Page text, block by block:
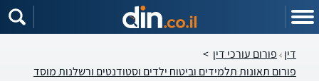
דין פורום עורכי דין >
פורום תאונות תלמידים וביטוח ילדים וסטודנטים ורשלנות מוסד